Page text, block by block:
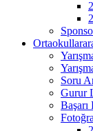
Soru
Gurur
Başarı